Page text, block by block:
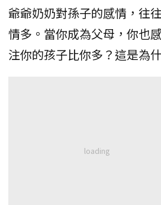
爺爺奶奶對孫子的感情，往
情多。當你成為父母，你也
注你的孩子比你多？這是為